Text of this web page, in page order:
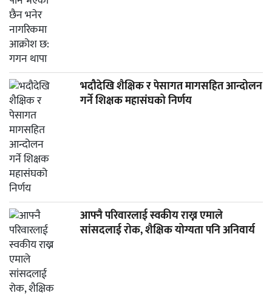
भदौदेखि शैक्षिक र पेसागत मागसहित आन्दोलन
गर्ने शिक्षक महासंघको निर्णय
आफ्नै परिवारलाई स्वकीय राख्न एमाले
सांसदलाई रोक, शैक्षिक योग्यता पनि अनिवार्य